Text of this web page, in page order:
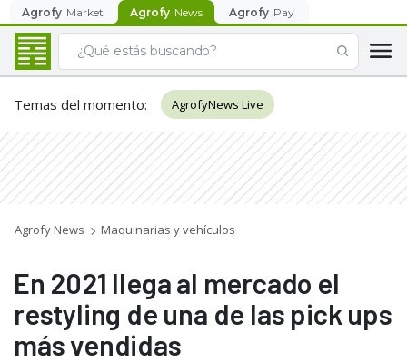
Agrofy Market Agrofy News Agrofy Pay
Temas del momento: AgrofyNews Live
Agrofy News Maquinarias y vehículos
En 2021 llega al mercado el
restyling de una de las pick ups
más vendidas